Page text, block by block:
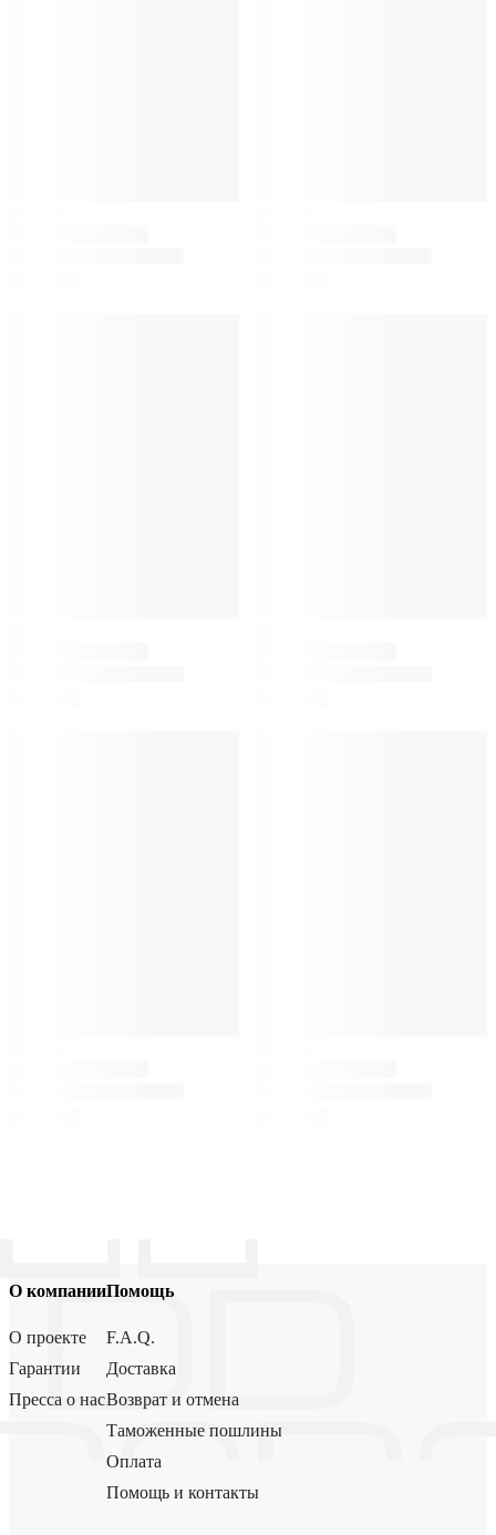
О компании
О проекте
Гарантии
Пресса о нас
Помощь
F.A.Q.
Доставка
Возврат и отмена
Таможенные пошлины
Оплата
Помощь и контакты